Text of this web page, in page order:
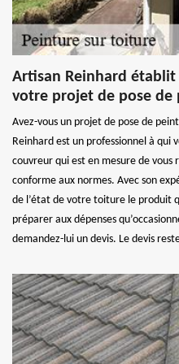
Artisan Reinhard
votre projet de pose
Avez-vous un projet de pose de
Reinhard est un professionnel à qui
couvreur qui est en mesure de vous
conforme aux normes. Avec son
de l’état de votre toiture le produit
préparer aux dépenses
demandez-lui un devis. Le devis